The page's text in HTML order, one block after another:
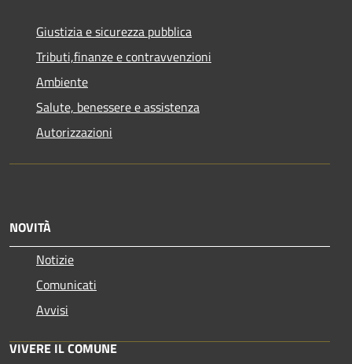
Giustizia e sicurezza pubblica
Tributi,finanze e contravvenzioni
Ambiente
Salute, benessere e assistenza
Autorizzazioni
NOVITÀ
Notizie
Comunicati
Avvisi
VIVERE IL COMUNE